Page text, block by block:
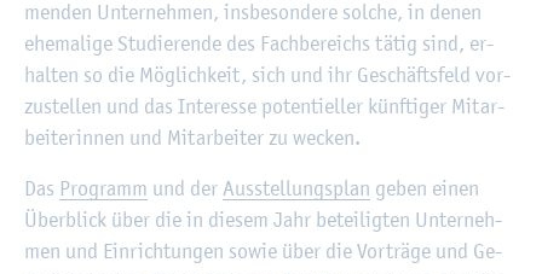
men­den Un­ter­neh­men, ins­be­son­de­re sol­che, in denen
ehe­ma­li­ge Stu­die­ren­de des Fach­be­reichs tätig sind, er­
hal­ten so die Mög­lich­keit, sich und ihr Ge­schäfts­feld vor­
zu­stel­len und das In­ter­es­se po­ten­ti­el­ler künf­ti­ger Mit­ar­
bei­te­rin­nen und Mit­ar­bei­ter zu we­cken.
Das Pro­gramm und der Aus­stel­lungs­plan geben einen
Über­blick über die in die­sem Jahr be­tei­lig­ten Un­ter­neh­
men und Ein­rich­tun­gen sowie über die Vor­trä­ge und Ge­